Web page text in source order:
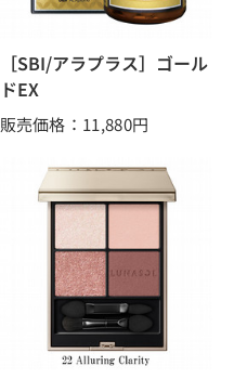
［SBI/アラプラス］ゴール
ドEX
販売価格：11,880円